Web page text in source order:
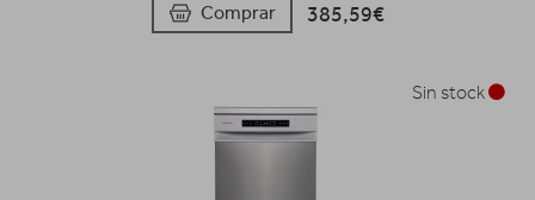
Comprar 385,59€
Sin stock